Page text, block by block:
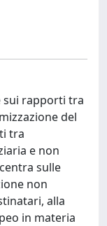
sui rapporti tra
del
tra
e non
sulle
non
alla
in materia